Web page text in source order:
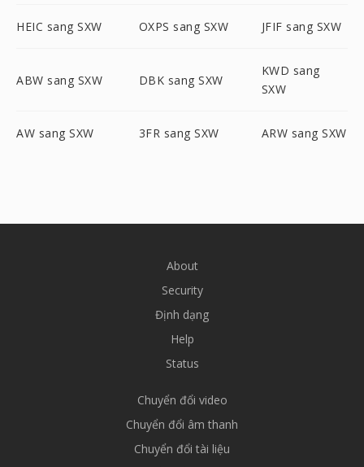
HEIC sang SXW OXPS sang SXW JFIF sang SXW
ABW sang SXW DBK sang SXW
KWD sang
SXW
AW sang SXW 3FR sang SXW ARW sang SXW
About
Security
Định dạng
Help
Status
Chuyển đổi video
Chuyển đổi âm thanh
Chuyển đổi tài liệu